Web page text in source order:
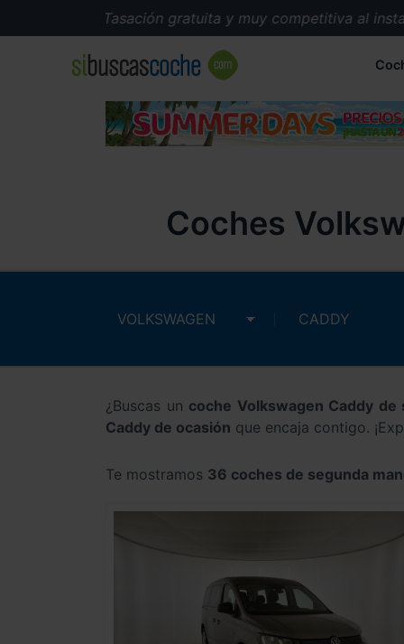
Tasación gratuita y muy competitiva al instante.
Coches
¿Buscas un coche Volkswagen Caddy de
Caddy de ocasión que encaja contigo.
Te mostramos 36 coches de segunda